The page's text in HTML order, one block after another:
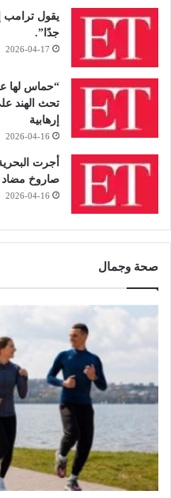
يقول ترامب
جدًا”.
2026-04-17
“حماس لها
تحث الهند
إرهابية
2026-04-16
أجرت
صاروخ مضاد
2026-04-16
صحة وجمال